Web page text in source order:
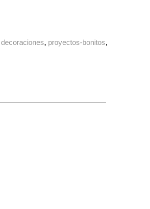
decoraciones proyectos-bonitos